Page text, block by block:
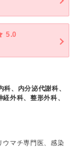
5.0
、内分泌代謝科、
外科、整形外科、
ウマチ専門医、感染